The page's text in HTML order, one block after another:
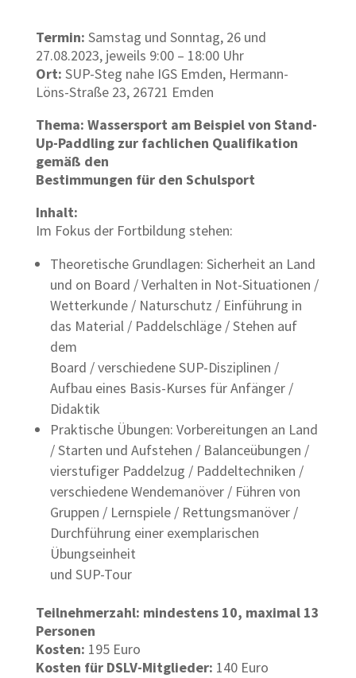
Termin: Samstag und Sonntag, 26 und
27.08.2023, jeweils 9:00 – 18:00 Uhr
Ort: SUP-Steg nahe IGS Emden, Hermann-
Löns-Straße 23, 26721 Emden
Thema: Wassersport am Beispiel von Stand-
Up-Paddling zur fachlichen Qualifikation
gemäß den
Bestimmungen für den Schulsport
Inhalt:
Im Fokus der Fortbildung stehen:
Theoretische Grundlagen: Sicherheit an Land
und on Board / Verhalten in Not-Situationen /
Wetterkunde / Naturschutz / Einführung in
das Material / Paddelschläge / Stehen auf
dem
Board / verschiedene SUP-Disziplinen /
Aufbau eines Basis-Kurses für Anfänger /
Didaktik
Praktische Übungen: Vorbereitungen an Land
/ Starten und Aufstehen / Balanceübungen /
vierstufiger Paddelzug / Paddeltechniken /
verschiedene Wendemanöver / Führen von
Gruppen / Lernspiele / Rettungsmanöver /
Durchführung einer exemplarischen
Übungseinheit
und SUP-Tour
Teilnehmerzahl: mindestens 10, maximal 13
Personen
Kosten: 195 Euro
Kosten für DSLV-Mitglieder: 140 Euro